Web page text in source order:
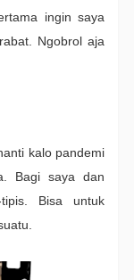
ingin saya
Ngobrol aja
kalo pandemi
Bagi saya dan
Bisa untuk